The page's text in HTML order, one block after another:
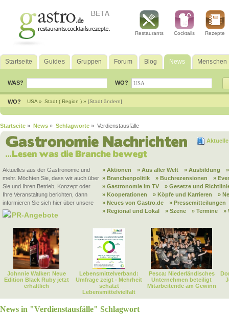
Restaurants Cocktails Rezepte
Startseite Guides Gruppen Forum Blog News Menschen
WAS? WO?
WO? USA » Stadt ( Region ) » [Stadt ändern]
Startseite » News » Schlagworte » Verdienstausfälle
Aktuelles aus der Gastronomie und
mehr. Möchten Sie, dass wir auch über
Sie und Ihren Betrieb, Konzept oder
Ihre Veranstaltung berichten, dann
informieren Sie sich hier über unsere
PR-Angebote
» Aktionen » Aus aller Welt » Ausbildung
» Branchenpolitik
» Buchrezensionen
»
» Gastronomie im TV
» Gesetze und
» Kooperationen
» Köpfe und Karrieren
»
» Neues von Gastro.de
» Pressemitteilungen
» Regional und Lokal
» Szene » Termine »
Johnnie Walker: Neue
Edition Black Ruby jetzt
erhältlich
Lebensmittelverband:
Umfrage zeigt - Mehrheit
schätzt
Lebensmittelvielfalt
Pesca: Niederländisches
Unternehmen beteiligt
Mitarbeitende am Gewinn
News in "Verdienstausfälle" Schlagwort